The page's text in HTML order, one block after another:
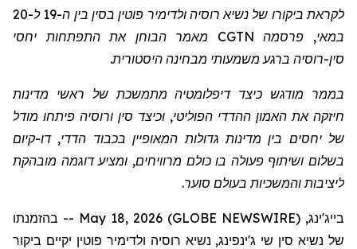
לקראת ביקורו של נשיא רוסיה ולדימיר פוטין בסין בין ה-19 ל-20
במאי, פרסמה CGTN מאמר הבוחן את התפתחות יחסי
סין-רוסיה ברגע משמעותי מבחינה היסטורית.
בממר מודגש כיצד דיפלומטיה מתמשכת של ראשי מדינות
חיזקה את האמון ההדדי הפוליטי, וכיצד סין ורוסיה פיתחו מודל
של יחסים בין מדינות גדולות המאופיין בכבוד הדדי, דו-קיום
בשלום ושיתוף פעולה בו כולם מרוויחים, ומציע דוגמה מובהקת
ליציבות והמשכיות בעולם סוער.
בייג'ינג, May 18, 2026 (GLOBE NEWSWIRE) -- בהזמנתו
של נשיא סין שי ג'ינפינג, נשיא רוסיה ולדימיר פוטין יקיים ביקור